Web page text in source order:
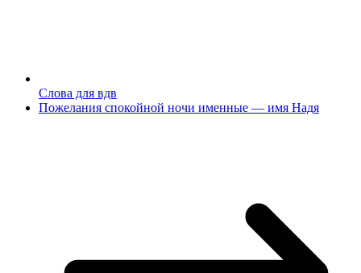
Слова для вдв
Пожелания спокойной ночи именные — имя Надя